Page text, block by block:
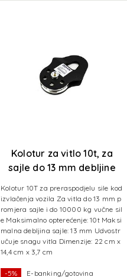
Kolotur za vitlo 10t, za
sajle do 13 mm debljine
Kolotur 10T za preraspodjelu sile kod
izvlačenja vozila Za vitla do 13 mm p
romjera sajle i do 10000 kg vučne sil
e Maksimalno opterećenje: 10t Maksi
malna debljina sajle: 13 mm Udvostr
učuje snagu vitla Dimenzije: 22 cm x
14,4 cm x 3,7 cm
-5% E-banking/gotovina